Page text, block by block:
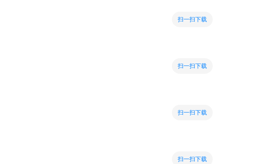
扫一扫下载
扫一扫下载
扫一扫下载
扫一扫下载